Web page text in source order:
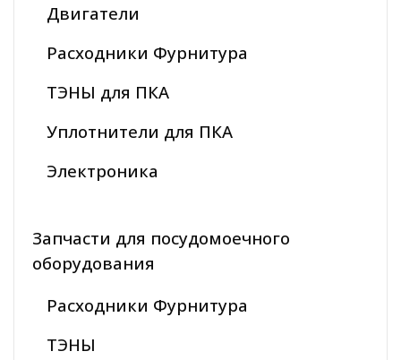
Двигатели
Расходники Фурнитура
ТЭНЫ для ПКА
Уплотнители для ПКА
Электроника
Запчасти для посудомоечного
оборудования
Расходники Фурнитура
ТЭНЫ